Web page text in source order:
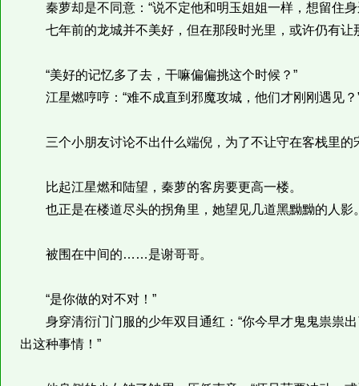
秦萝却是不同意：“说不定他和明玉姐姐一样，想留住身
七年前的龙城并不美好，但在那段时光里，或许仍有让
“美好的记忆多了去，干嘛偏偏挑这个时候？”
江星燃哼哼：“难不成直到邪魔攻城，他们才刚刚遇见？
三个小朋友讨论不出什么端倪，为了不让守在客栈里的
比起江星燃和陆望，秦萝的客房要更高一楼。
也正是在楼道尽头的拐角里，她望见几道黑黝黝的人影
被围在中间的……是谢哥哥。
“是你做的对不对！”
身穿清衍门门服的少年双目通红：“你今早才鬼鬼祟祟
出这种事情！”